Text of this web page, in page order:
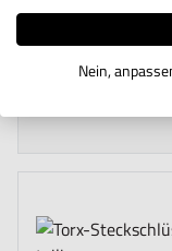
ab
44,88 € Zzgl.
Nein,